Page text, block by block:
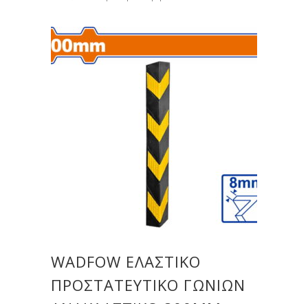
WADFOW ΕΛΑΣΤΙΚΟ
ΠΡΟΣΤΑΤΕΥΤΙΚΟ ΓΩΝΙΩΝ